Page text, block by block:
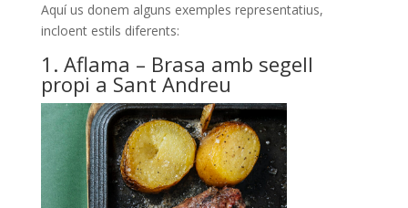
Aquí us donem alguns exemples representatius,
incloent estils diferents:
1. Aflama – Brasa amb segell
propi a Sant Andreu